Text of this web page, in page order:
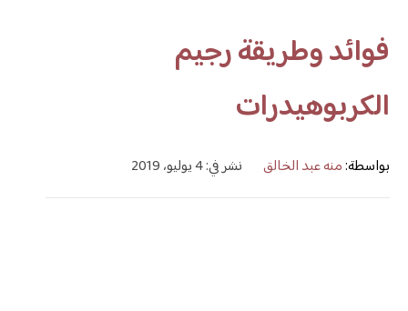
فوائد وطريقة رجيم
الكربوهيدرات
بواسطة:منه عبد الخالق نشر في: 4 يوليو، 2019